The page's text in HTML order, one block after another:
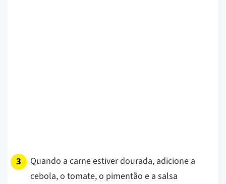
Quando a carne estiver dourada, adicione a
cebola, o tomate, o pimentão e a salsa